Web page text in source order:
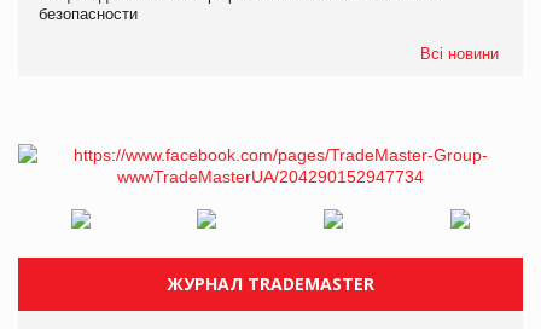
безопасности
Всі новини
ЖУРНАЛ TRADEMASTER